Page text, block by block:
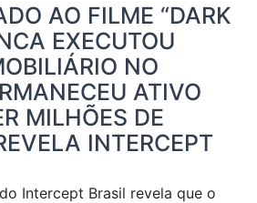
AO FILME “DARK
EXECUTOU
NO
ATIVO
MILHÕES DE
INTERCEPT
do Intercept Brasil revela que o